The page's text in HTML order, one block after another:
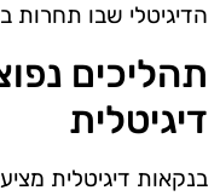
הדיגיטלי שבו תחרות
תהליכים
דיגיטלית
בנקאות דיגיטלית